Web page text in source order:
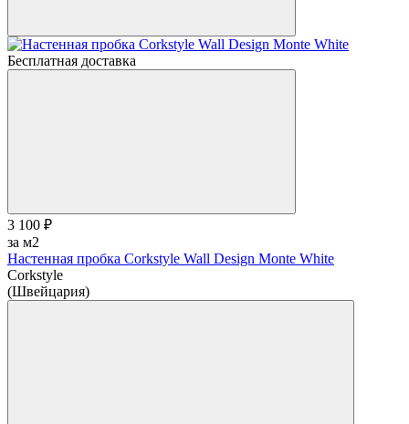
Бесплатная доставка
3 100 ₽
за м2
Настенная пробка Corkstyle Wall Design Monte White
Corkstyle
(Швейцария)